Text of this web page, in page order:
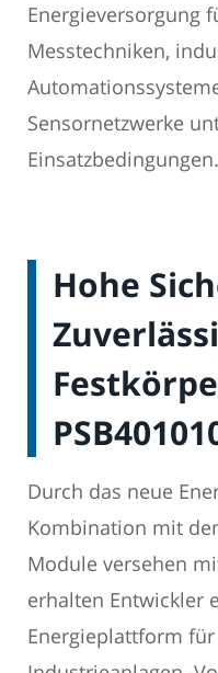
Energieversorgung
Messtechniken,
Sensornetzwerke
Einsatzbedingungen.
Hohe
Durch das neue
Kombination mit
Module versehen
erhalten Entwickler
Energieplattform